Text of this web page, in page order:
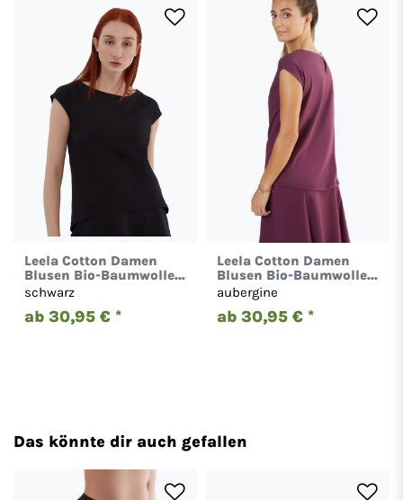
Leela Cotton Damen
Blusen Bio-Baumwolle
Tunika Oberteil 1261
schwarz
ab 30,95 € *
Leela Cotton Damen
Blusen Bio-Baumwolle
Tunika Oberteil 1261
aubergine
ab 30,95 € *
Das könnte dir auch gefallen